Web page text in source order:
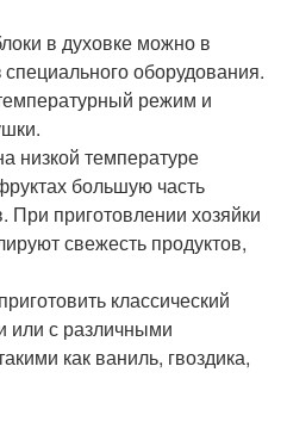
в духовке можно в
оборудования.
режим и
низкой температуре
большую часть
приготовлении хозяйки
свежесть продуктов,
классический
или с различными
как ваниль, гвоздика,